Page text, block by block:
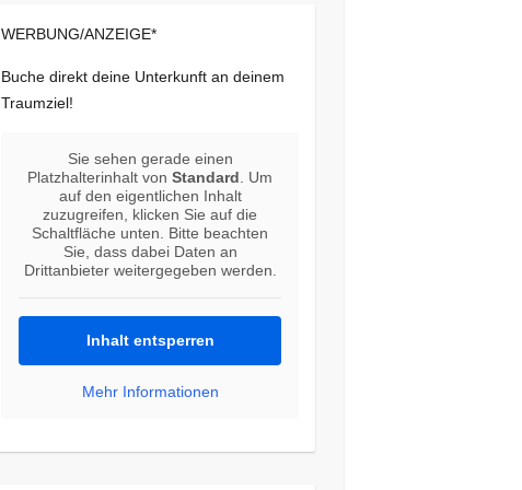
WERBUNG/ANZEIGE*
Buche direkt deine Unterkunft an deinem
Traumziel!
Sie sehen gerade einen
Platzhalterinhalt vonStandard . Um
auf den eigentlichen Inhalt
zuzugreifen, klicken Sie auf die
Schaltfläche unten. Bitte beachten
Sie, dass dabei Daten an
Drittanbieter weitergegeben werden.
Inhalt entsperren
Mehr Informationen